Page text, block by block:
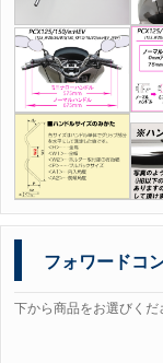
フォワードコ
下から商品をお選びくだ